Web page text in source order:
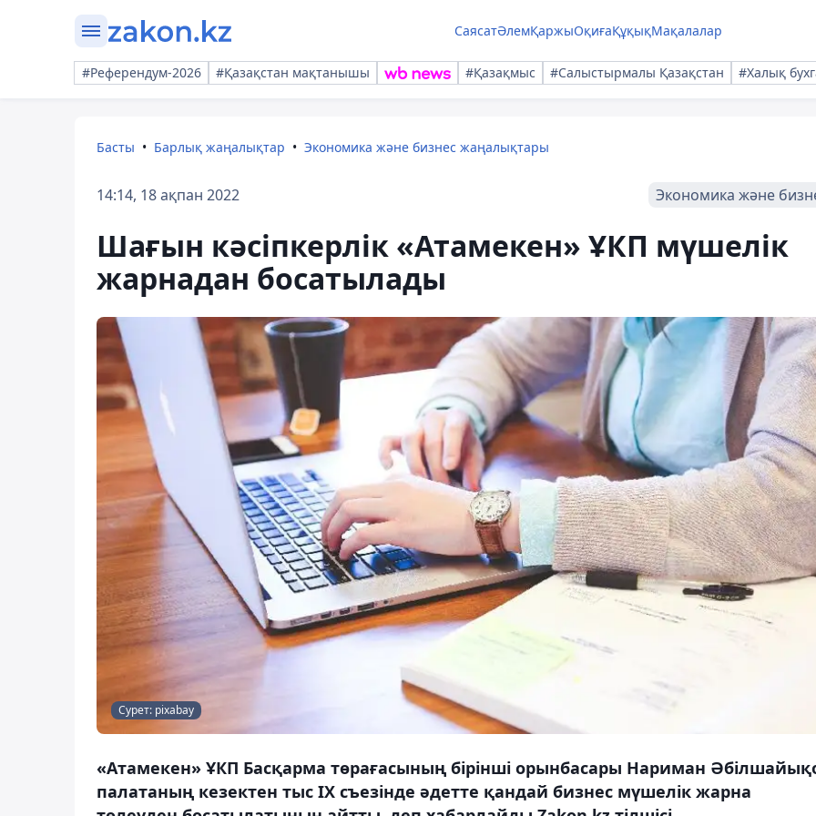
СаясатӘлемҚаржыОқиғаҚұқықМақалалар
#Референдум-2026 #Қазақстан мақтанышы #Қазақмыс #Салыстырмалы Қазақстан #Халық
Басты Барлық жаңалықтар Экономика және бизнес жаңалықтары
14:14, 18 ақпан 2022 Экономика және
Шағын кәсіпкерлік «Атамекен» ҰКП мүшелік
жарнадан босатылады
Сурет: pixabay
«Атамекен» ҰКП Басқарма төрағасының бірінші орынбасары Нариман
палатаның кезектен тыс IX съезінде әдетте қандай бизнес мүшелік жарна